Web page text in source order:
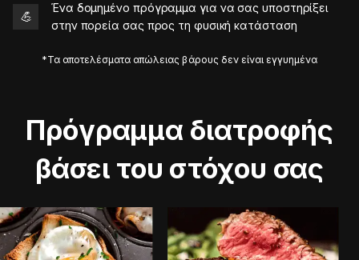
💪
Ένα δομημένο πρόγραμμα για να σας υποστηρίξει
στην πορεία σας προς τη φυσική κατάσταση
*Τα αποτελέσματα απώλειας βάρους δεν είναι εγγυημένα
Πρόγραμμα διατροφής
βάσει του στόχου σας